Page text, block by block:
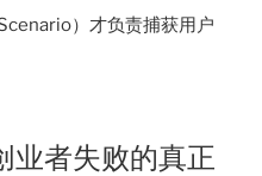
）才负责捕获用户
业者失败的真正